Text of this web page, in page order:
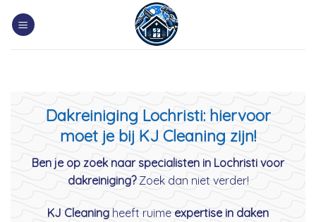
Dakreiniging Lochristi: hiervoor
moet je bij KJ Cleaning zijn!
Ben je op zoek naar specialisten in Lochristi voor
dakreiniging?Zoek dan niet verder!
KJ Cleaning heeft ruime expertise in daken